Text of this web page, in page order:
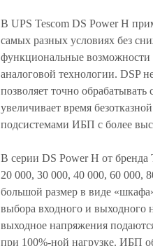
В UPS Tescom DS Power H
самых разных условиях без
функциональные
аналоговой технологии. DSP
позволяет точно
увеличивает время
подсистемами ИБП с более
В серии DS Power H от
20 000, 30 000, 40 000, 60 000,
большой размер в виде
выбора входного и выходного
выходное напряжения
при 100%-ной нагрузке. ИБП